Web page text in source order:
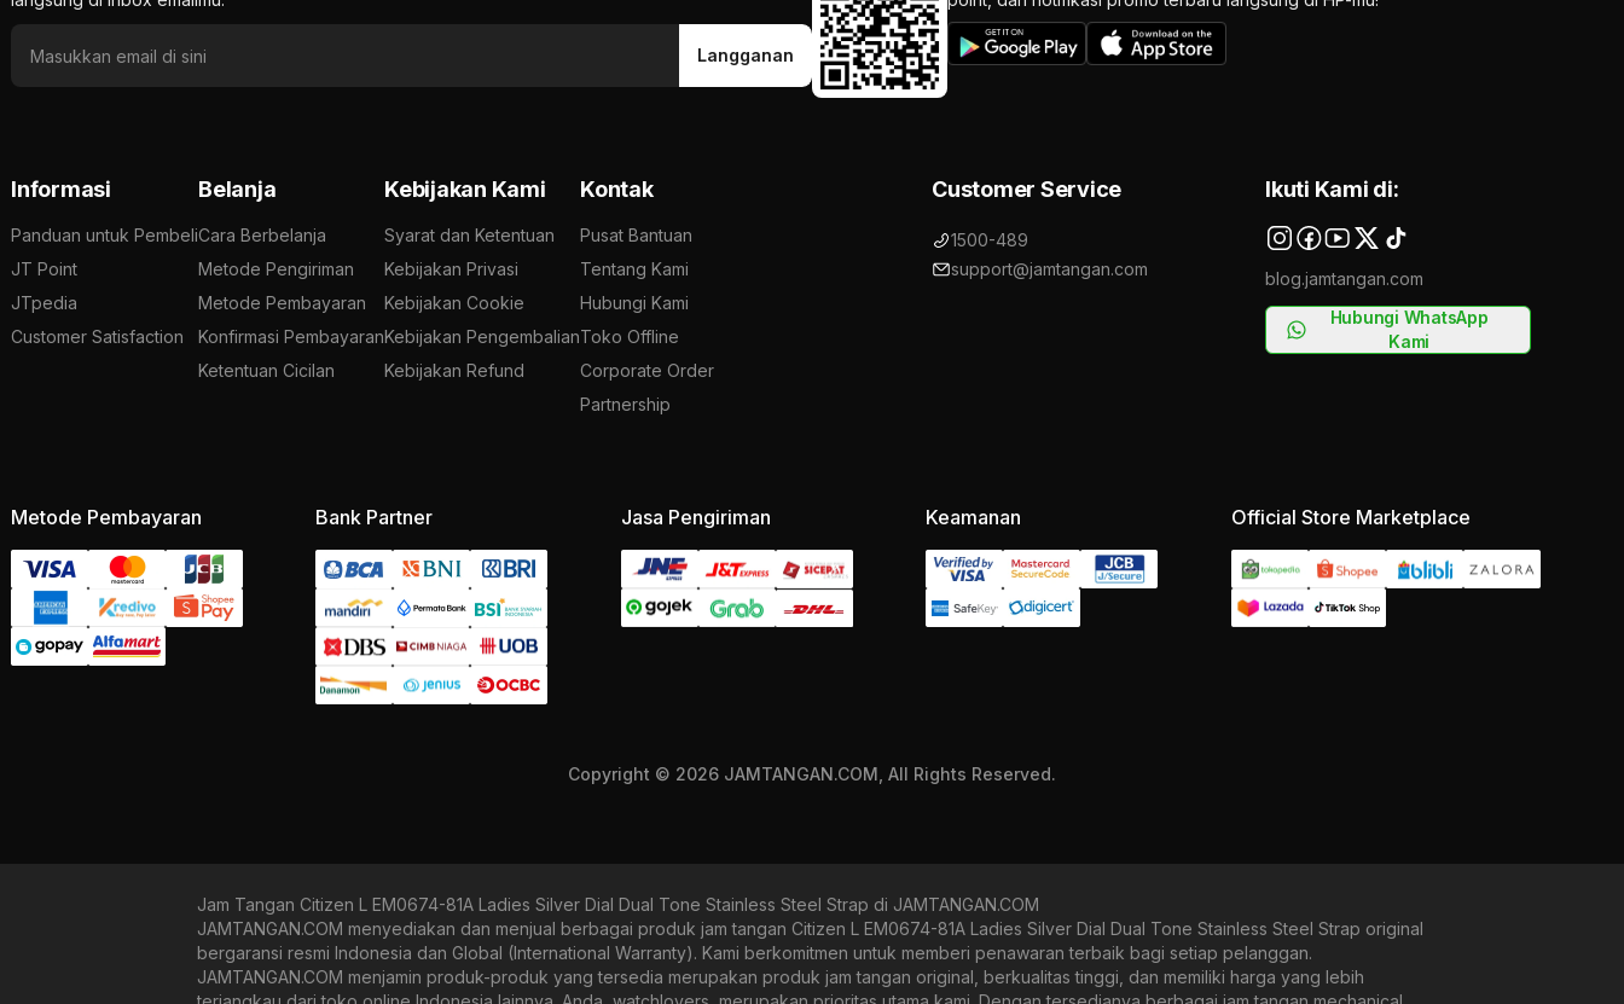
Langganan
Informasi
Panduan untuk Pembeli
JT Point
JTpedia
Customer Satisfaction
Belanja
Cara Berbelanja
Metode Pengiriman
Metode Pembayaran
Konfirmasi Pembayaran
Ketentuan Cicilan
Kebijakan Kami
Syarat dan Ketentuan
Kebijakan Privasi
Kebijakan Cookie
Kebijakan Pengembalian
Kebijakan Refund
Kontak
Pusat Bantuan
Tentang Kami
Hubungi Kami
Toko Offline
Corporate Order
Partnership
Customer Service
1500-489
support@jamtangan.com
Ikuti Kami di:
blog.jamtangan.com
Hubungi WhatsApp
Kami
Metode Pembayaran Bank Partner Jasa Pengiriman Keamanan Official Store Marketplace
Copyright © 2026 JAMTANGAN.COM, All Rights Reserved.
Jam Tangan Citizen L EM0674-81A Ladies Silver Dial Dual Tone Stainless Steel Strap di JAMTANGAN.COM
JAMTANGAN.COM menyediakan dan menjual berbagai produk jam tangan Citizen L EM0674-81A Ladies Silver Dial Dual Tone Stainless Steel Strap original
bergaransi resmi Indonesia dan Global (International Warranty). Kami berkomitmen untuk memberi penawaran terbaik bagi setiap pelanggan.
JAMTANGAN.COM menjamin produk-produk yang tersedia merupakan produk jam tangan original, berkualitas tinggi, dan memiliki harga yang lebih